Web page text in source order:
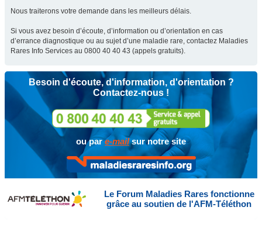
Nous traiterons votre demande dans les meilleurs délais.
Si vous avez besoin d’écoute, d’information ou d’orientation en cas
d’errance diagnostique ou au sujet d’une maladie rare, contactez Maladies
Rares Info Services au 0800 40 40 43 (appels gratuits).
Besoin d'écoute, d'information, d'orientation ?
Contactez-nous !
ou pare-mailsur notre site
Le Forum Maladies Rares fonctionne
grâce au soutien de l'AFM-Téléthon